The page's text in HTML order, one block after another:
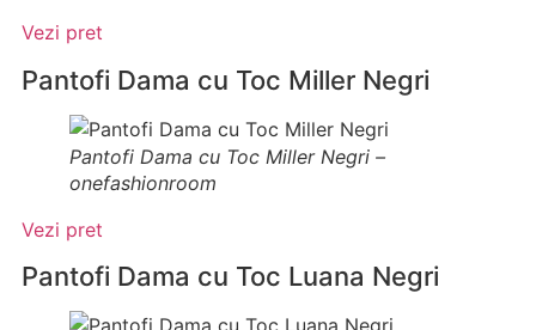
Vezi pret
Pantofi Dama cu Toc Miller Negri
Pantofi Dama cu Toc Miller Negri –
onefashionroom
Vezi pret
Pantofi Dama cu Toc Luana Negri